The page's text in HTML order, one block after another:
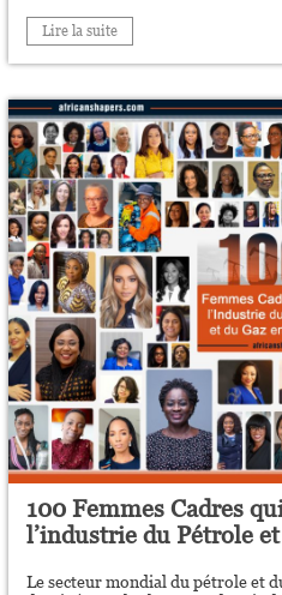
Lire la suite
100 Femmes Cadres
l’industrie du Pétrole
Le secteur mondial du pétrole et